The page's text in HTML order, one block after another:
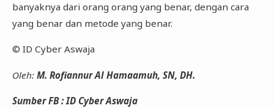
banyaknya dari orang orang yang benar, dengan cara
yang benar dan metode yang benar.
© ID Cyber Aswaja
Oleh: M. Rofiannur Al Hamaamuh, SN, DH.
Sumber FB : ID Cyber Aswaja